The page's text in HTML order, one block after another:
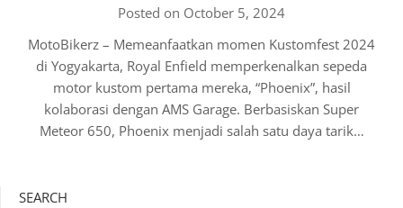
Posted on October 5, 2024
MotoBikerz – Memeanfaatkan momen Kustomfest 2024
di Yogyakarta, Royal Enfield memperkenalkan sepeda
motor kustom pertama mereka, “Phoenix”, hasil
kolaborasi dengan AMS Garage. Berbasiskan Super
Meteor 650, Phoenix menjadi salah satu daya tarik…
SEARCH